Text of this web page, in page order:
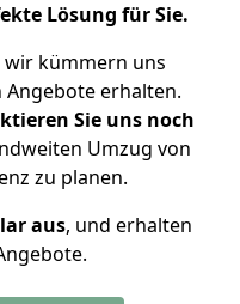
Lösung für Sie.
wir kümmern uns
Angebote erhalten.
Sie uns noch
Umzug von
zu planen.
aus, und erhalten